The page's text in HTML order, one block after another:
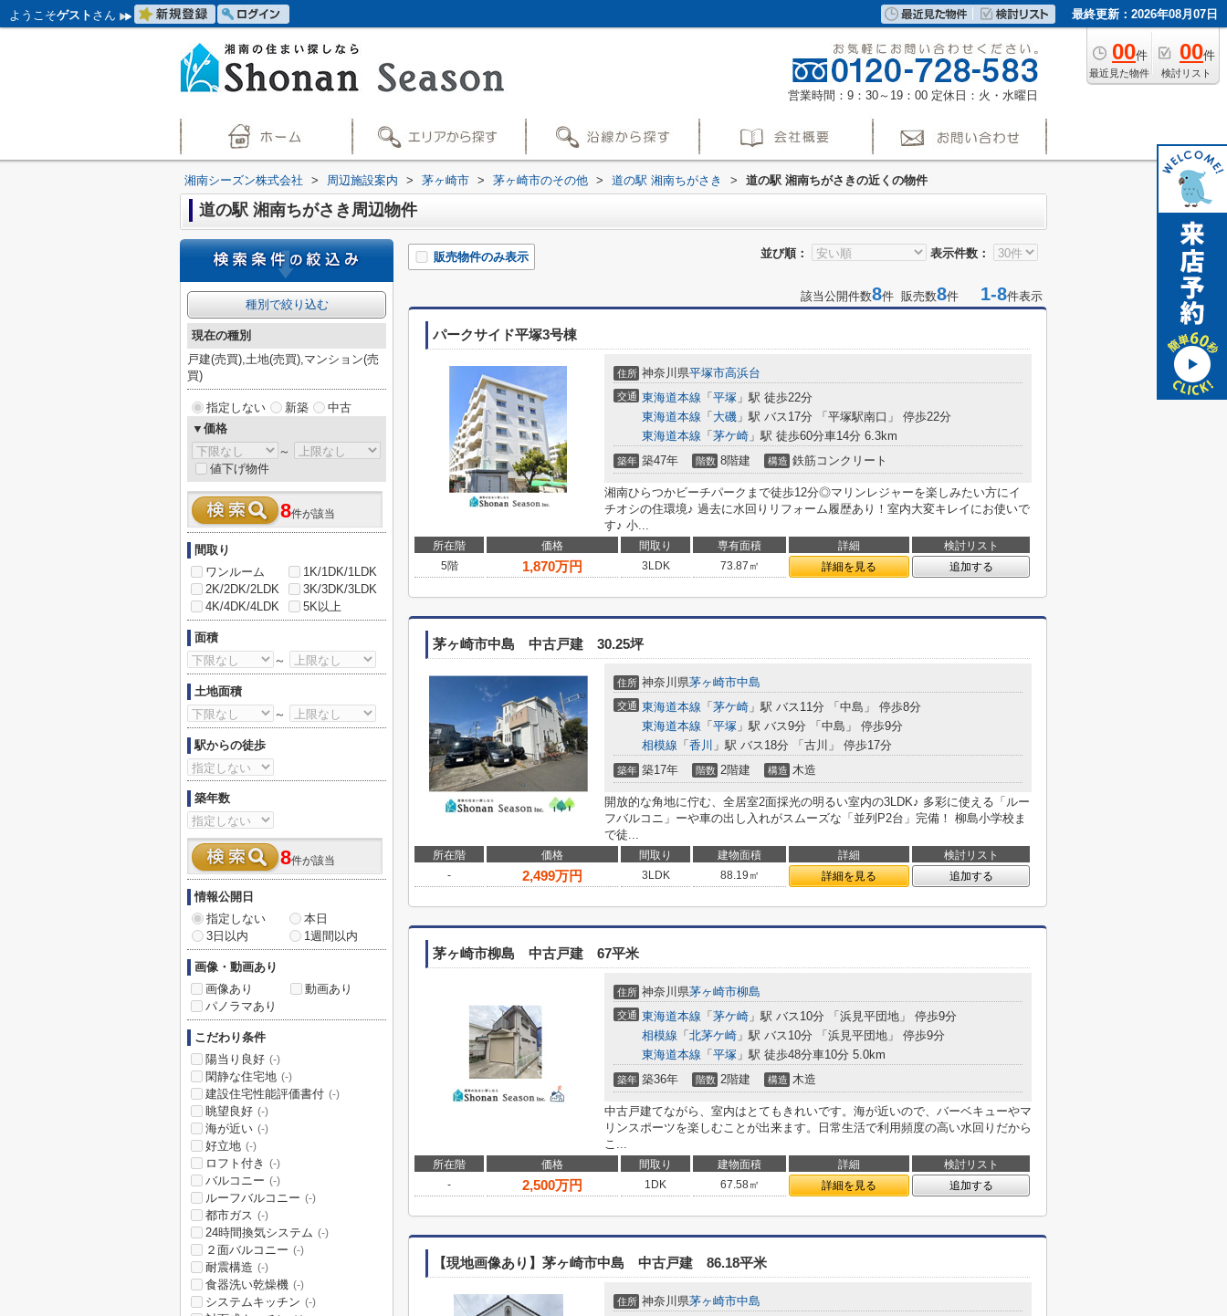
ようこそゲスト さん 最終更新：2026年08月07日
00件
最近見た物件
00件
検討リスト
営業時間：9：30～19：00 定休日：火・水曜日
湘南シーズン株式会社 > 周辺施設案内 > 茅ヶ崎市 > 茅ヶ崎市のその他 > 道の駅 湘南ちがさき > 道の駅 湘南ちがさきの近くの物件
道の駅 湘南ちがさき周辺物件
並び順： 表示件数：
販売物件のみ表示
該当公開件数8件 販売数8件 1-8件表示
パークサイド平塚3号棟
住所 神奈川県平塚市高浜台
交通 東海道本線 「 平塚 」駅 徒歩22分
東海道本線 「 大磯 」駅 バス17分 「平塚駅南口」 停歩22分
東海道本線 「 茅ケ崎 」駅 徒歩60分車14分 6.3km
築年 築47年 階数 8階建 構造 鉄筋コンクリート
湘南ひらつかビーチパークまで徒歩12分◎マリンレジャーを楽しみたい方にイ
チオシの住環境♪ 過去に水回りリフォーム履歴あり！室内大変キレイにお使いで
す♪ 小...
所在階 価格 間取り 専有面積 詳細
検討リスト
5階
1,870万円 3LDK 73.87㎡ 詳細を見る 追加する
茅ヶ崎市中島 中古戸建 30.25坪
住所 神奈川県茅ヶ崎市中島
交通 東海道本線 「 茅ケ崎 」駅 バス11分 「中島」 停歩8分
東海道本線 「 平塚 」駅 バス9分 「中島」 停歩9分
相模線 「 香川 」駅 バス18分 「古川」 停歩17分
築年 築17年 階数 2階建 構造 木造
開放的な角地に佇む、全居室2面採光の明るい室内の3LDK♪ 多彩に使える「ルー
フバルコニ」ーや車の出し入れがスムーズな「並列P2台」完備！ 柳島小学校ま
で徒...
所在階 価格 間取り 建物面積 詳細
検討リスト
-
2,499万円 3LDK 88.19㎡ 詳細を見る 追加する
茅ヶ崎市柳島 中古戸建 67平米
住所 神奈川県茅ヶ崎市柳島
交通 東海道本線 「 茅ケ崎 」駅 バス10分 「浜見平団地」 停歩9分
相模線 「 北茅ケ崎 」駅 バス10分 「浜見平団地」 停歩9分
東海道本線 「 平塚 」駅 徒歩48分車10分 5.0km
築年 築36年 階数 2階建 構造 木造
中古戸建てながら、室内はとてもきれいです。海が近いので、バーベキューやマ
リンスポーツを楽しむことが出来ます。日常生活で利用頻度の高い水回りだから
こ...
所在階 価格 間取り 建物面積 詳細
検討リスト
-
2,500万円 1DK 67.58㎡ 詳細を見る 追加する
【現地画像あり】茅ヶ崎市中島 中古戸建 86.18平米
住所 神奈川県茅ヶ崎市中島
種別で絞り込む
現在の種別
戸建(売買),土地(売買),マンション(売
買)
指定しない 新築
中古
▼価格
～
値下げ物件
8件が該当
間取り
ワンルーム
1K/1DK/1LDK
2K/2DK/2LDK
3K/3DK/3LDK
4K/4DK/4LDK
5K以上
面積
～
土地面積
～
駅からの徒歩
築年数
8件が該当
情報公開日
指定しない
本日
3日以内
1週間以内
画像・動画あり
画像あり
動画あり
パノラマあり
こだわり条件
陽当り良好 (-)
閑静な住宅地 (-)
建設住宅性能評価書付 (-)
眺望良好 (-)
海が近い (-)
好立地 (-)
ロフト付き (-)
バルコニー (-)
ルーフバルコニー (-)
都市ガス (-)
24時間換気システム (-)
２面バルコニー (-)
耐震構造 (-)
食器洗い乾燥機 (-)
システムキッチン (-)